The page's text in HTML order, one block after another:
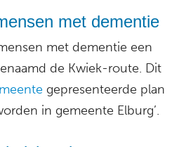
met dementie
met dementie een
de Kwiek-route. Dit
gepresenteerde plan
in gemeente Elburg’.